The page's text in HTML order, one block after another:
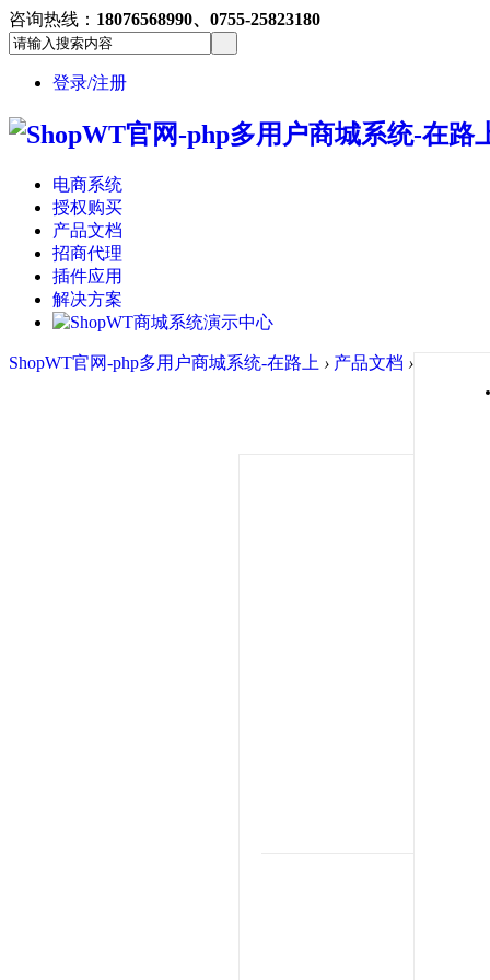
咨询热线： 18076568990、0755-25823180
登录/注册
电商系统
授权购买
产品文档
招商代理
插件应用
解决方案
ShopWT官网-php多用户商城系统-在路上 › 产品文档 ›